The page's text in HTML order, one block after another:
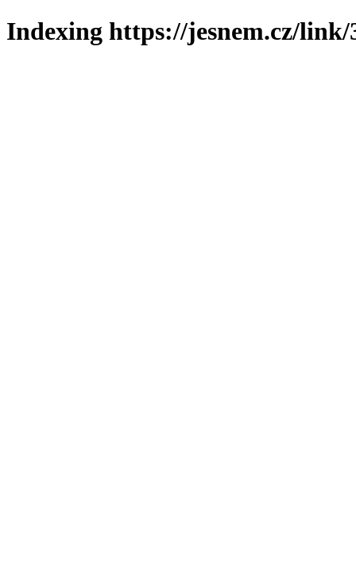
Indexing https://jesnem.cz/link/